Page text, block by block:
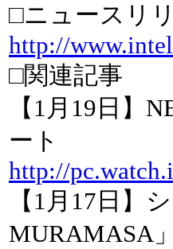
□ニュースリ
http://
□関連記事
【1月19日】
ート
http://
【1月17日】
MURAMASA」